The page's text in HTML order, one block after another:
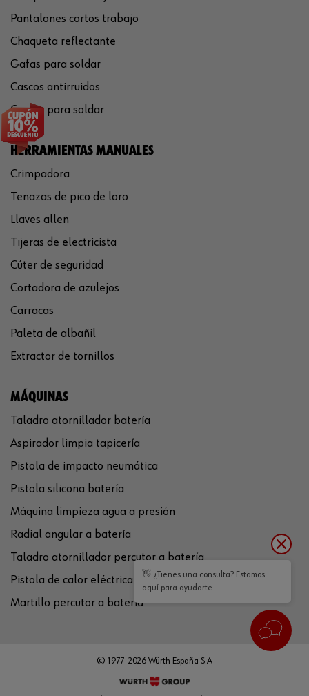
Pantalones cortos trabajo
Chaqueta reflectante
Gafas para soldar
Cascos antirruidos
Careta para soldar
HERRAMIENTAS MANUALES
Crimpadora
Tenazas de pico de loro
Llaves allen
Tijeras de electricista
Cúter de seguridad
Cortadora de azulejos
Carracas
Paleta de albañil
Extractor de tornillos
MÁQUINAS
Taladro atornillador batería
Aspirador limpia tapicería
Pistola de impacto neumática
Pistola silicona batería
Máquina limpieza agua a presión
Radial angular a batería
Taladro atornillador percutor a batería
Pistola de calor eléctrica
Martillo percutor a batería
© 1977-2026 Würth España S.A
👋 ¿Tienes una consulta? Estamos
aquí para ayudarte.